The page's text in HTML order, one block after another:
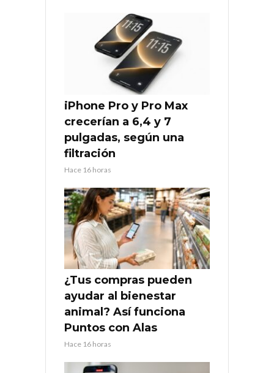
iPhone Pro y Pro Max
crecerían a 6,4 y 7
pulgadas, según una
filtración
Hace 16 horas
¿Tus compras pueden
ayudar al bienestar
animal? Así funciona
Puntos con Alas
Hace 16 horas